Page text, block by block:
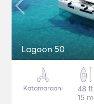
Lagoon 50
Katamaraani
48 ft
15 m